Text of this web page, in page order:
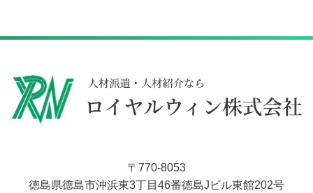
〒770-8053
徳島県徳島市沖浜東3丁目46番徳島Jビル東館202号